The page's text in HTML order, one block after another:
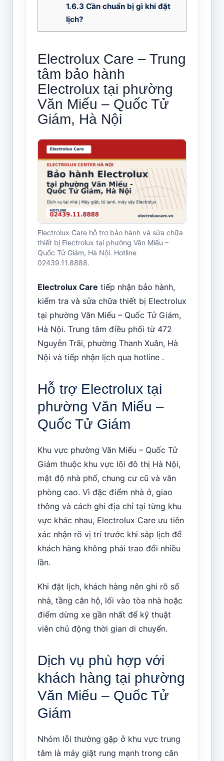
1.6.3Cần chuẩn bị gì khi đặt
lịch?
Electrolux Care – Trung
tâm bảo hành
Electrolux tại phường
Văn Miếu – Quốc Tử
Giám, Hà Nội
Electrolux Care hỗ trợ bảo hành và sửa chữa
thiết bị Electrolux tại phường Văn Miếu –
Quốc Tử Giám, Hà Nội. Hotline
02439.11.8888.
Electrolux Care tiếp nhận bảo hành,
kiểm tra và sửa chữa thiết bị Electrolux
tại phường Văn Miếu – Quốc Tử Giám,
Hà Nội. Trung tâm điều phối từ 472
Nguyễn Trãi, phường Thanh Xuân, Hà
Nội và tiếp nhận lịch qua hotline .
Hỗ trợ Electrolux tại
phường Văn Miếu –
Quốc Tử Giám
Khu vực phường Văn Miếu – Quốc Tử
Giám thuộc khu vực lõi đô thị Hà Nội,
mật độ nhà phố, chung cư cũ và văn
phòng cao. Vì đặc điểm nhà ở, giao
thông và cách ghi địa chỉ tại từng khu
vực khác nhau, Electrolux Care ưu tiên
xác nhận rõ vị trí trước khi sắp lịch để
khách hàng không phải trao đổi nhiều
lần.
Khi đặt lịch, khách hàng nên ghi rõ số
nhà, tầng căn hộ, lối vào tòa nhà hoặc
điểm dừng xe gần nhất để kỹ thuật
viên chủ động thời gian di chuyển.
Dịch vụ phù hợp với
khách hàng tại phường
Văn Miếu – Quốc Tử
Giám
Nhóm lỗi thường gặp ở khu vực trung
tâm là máy giặt rung mạnh trong căn